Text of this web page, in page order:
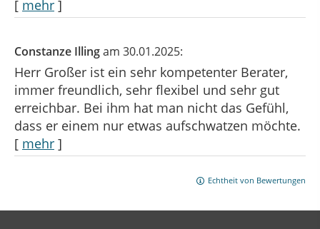
[ mehr ]
Constanze Illingam 30.01.2025:
Herr Großer ist ein sehr kompetenter Berater,
immer freundlich, sehr flexibel und sehr gut
erreichbar. Bei ihm hat man nicht das Gefühl,
dass er einem nur etwas aufschwatzen möchte.
[ mehr ]
Echtheit von Bewertungen